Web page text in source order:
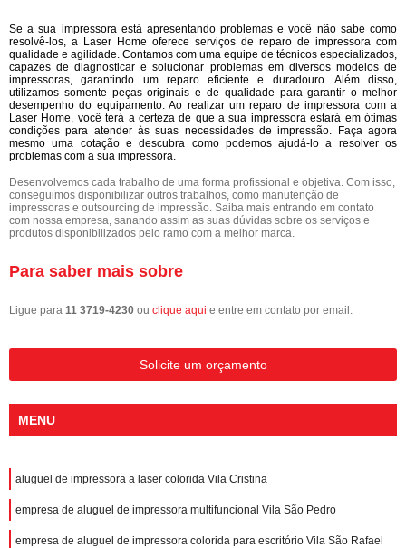
Se a sua impressora está apresentando problemas e você não sabe como
resolvê-los, a Laser Home oferece serviços de reparo de impressora com
qualidade e agilidade. Contamos com uma equipe de técnicos especializados,
capazes de diagnosticar e solucionar problemas em diversos modelos de
impressoras, garantindo um reparo eficiente e duradouro. Além disso,
utilizamos somente peças originais e de qualidade para garantir o melhor
desempenho do equipamento. Ao realizar um reparo de impressora com a
Laser Home, você terá a certeza de que a sua impressora estará em ótimas
condições para atender às suas necessidades de impressão. Faça agora
mesmo uma cotação e descubra como podemos ajudá-lo a resolver os
problemas com a sua impressora.
Desenvolvemos cada trabalho de uma forma profissional e objetiva. Com isso,
conseguimos disponibilizar outros trabalhos, como manutenção de
impressoras e outsourcing de impressão. Saiba mais entrando em contato
com nossa empresa, sanando assim as suas dúvidas sobre os serviços e
produtos disponibilizados pelo ramo com a melhor marca.
Para saber mais sobre
Ligue para 11 3719-4230 ou clique aqui e entre em contato por email.
Solicite um orçamento
MENU
aluguel de impressora a laser colorida Vila Cristina
empresa de aluguel de impressora multifuncional Vila São Pedro
empresa de aluguel de impressora colorida para escritório Vila São Rafael